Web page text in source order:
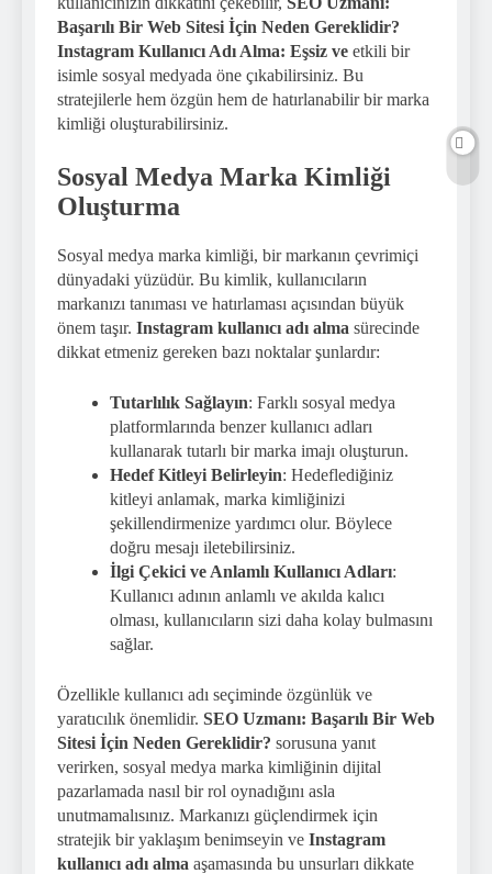
Başarılı Bir Web Sitesi İçin Neden Gereklidir?
Instagram Kullanıcı Adı Alma: Eşsiz ve etkili bir
isimle sosyal medyada öne çıkabilirsiniz. Bu
stratejilerle hem özgün hem de hatırlanabilir bir marka
kimliği oluşturabilirsiniz.
Sosyal Medya Marka Kimliği
Oluşturma
Sosyal medya marka kimliği, bir markanın çevrimiçi
dünyadaki yüzüdür. Bu kimlik, kullanıcıların
markanızı tanıması ve hatırlaması açısından büyük
önem taşır. Instagram kullanıcı adı alma sürecinde
dikkat etmeniz gereken bazı noktalar şunlardır:
Tutarlılık Sağlayın: Farklı sosyal medya
platformlarında benzer kullanıcı adları
kullanarak tutarlı bir marka imajı oluşturun.
Hedef Kitleyi Belirleyin: Hedeflediğiniz
kitleyi anlamak, marka kimliğinizi
şekillendirmenize yardımcı olur. Böylece
doğru mesajı iletebilirsiniz.
İlgi Çekici ve Anlamlı Kullanıcı Adları:
Kullanıcı adının anlamlı ve akılda kalıcı
olması, kullanıcıların sizi daha kolay bulmasını
sağlar.
Özellikle kullanıcı adı seçiminde özgünlük ve
yaratıcılık önemlidir. SEO Uzmanı: Başarılı Bir Web
Sitesi İçin Neden Gereklidir? sorusuna yanıt
verirken, sosyal medya marka kimliğinin dijital
pazarlamada nasıl bir rol oynadığını asla
unutmamalısınız. Markanızı güçlendirmek için
stratejik bir yaklaşım benimseyin ve Instagram
kullanıcı adı alma aşamasında bu unsurları dikkate